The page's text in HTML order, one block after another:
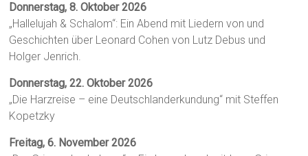
Donnerstag, 8. Oktober 2026
„Hallelujah & Schalom“: Ein Abend mit Liedern von und
Geschichten über Leonard Cohen von Lutz Debus und
Holger Jenrich.
Donnerstag, 22. Oktober 2026
„Die Harzreise – eine Deutschlanderkundung“ mit Steffen
Kopetzky
Freitag, 6. November 2026